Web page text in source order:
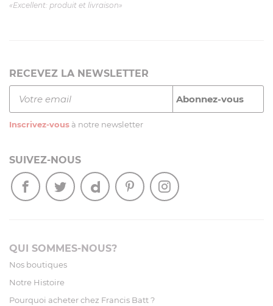
«Excellent: produit et livraison»
RECEVEZ LA NEWSLETTER
Inscrivez-vous à notre newsletter
SUIVEZ-NOUS
QUI SOMMES-NOUS?
Nos boutiques
Notre Histoire
Pourquoi acheter chez Francis Batt ?